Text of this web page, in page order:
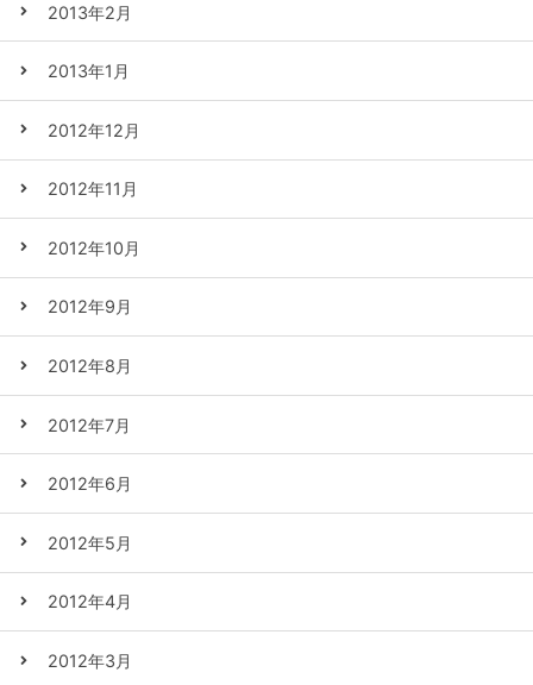
2013年2月
2013年1月
2012年12月
2012年11月
2012年10月
2012年9月
2012年8月
2012年7月
2012年6月
2012年5月
2012年4月
2012年3月